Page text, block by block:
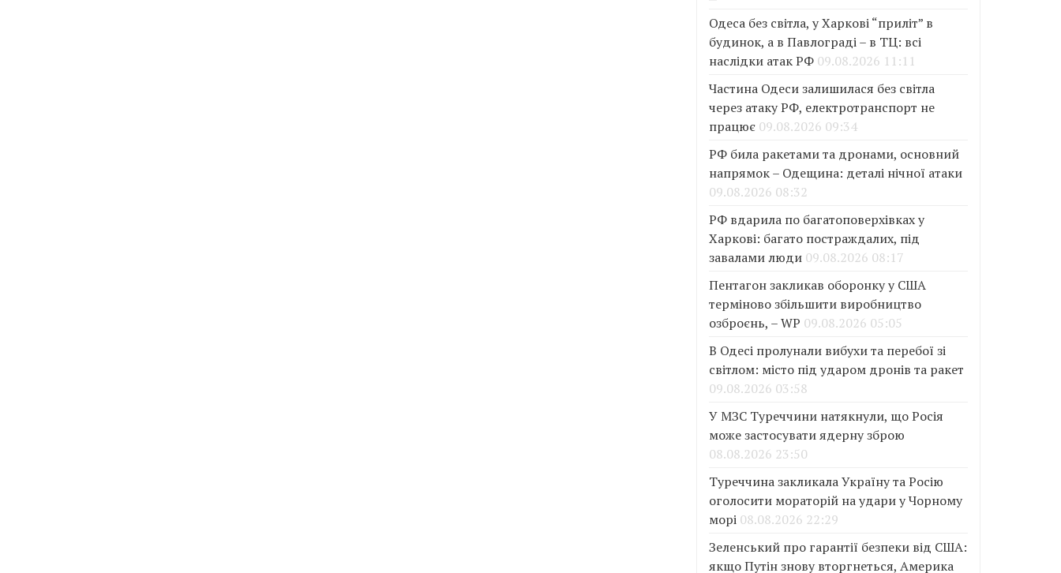
Одеса без світла, у Харкові “приліт” в
будинок, а в Павлограді – в ТЦ: всі
наслідки атак РФ 09.08.2026 11:11
Частина Одеси залишилася без світла
через атаку РФ, електротранспорт не
працює 09.08.2026 09:34
РФ била ракетами та дронами, основний
напрямок – Одещина: деталі нічної атаки
09.08.2026 08:32
РФ вдарила по багатоповерхівках у
Харкові: багато постраждалих, під
завалами люди 09.08.2026 08:17
Пентагон закликав оборонку у США
терміново збільшити виробництво
озброєнь, – WP 09.08.2026 05:05
В Одесі пролунали вибухи та перебої зі
світлом: місто під ударом дронів та ракет
09.08.2026 03:58
У МЗС Туреччини натякнули, що Росія
може застосувати ядерну зброю
08.08.2026 23:50
Туреччина закликала Україну та Росію
оголосити мораторій на удари у Чорному
морі 08.08.2026 22:29
Зеленський про гарантії безпеки від США:
якщо Путін знову вторгнеться, Америка